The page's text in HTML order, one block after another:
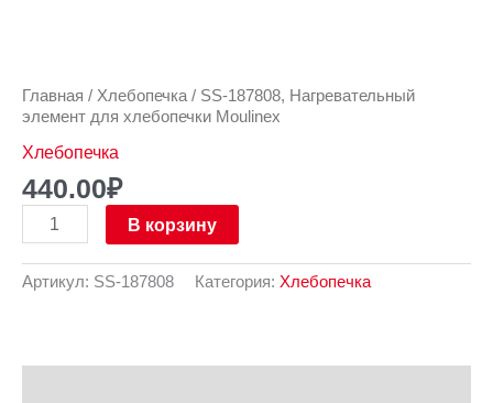
Главная / Хлебопечка / SS-187808, Нагревательный
элемент для хлебопечки Moulinex
Хлебопечка
440.00₽
В корзину
Артикул: SS-187808 Категория: Хлебопечка